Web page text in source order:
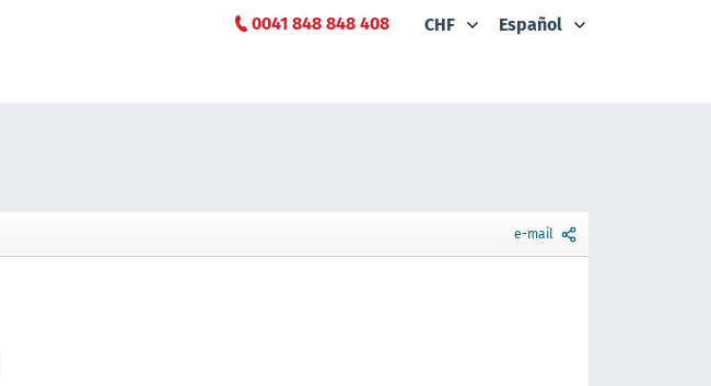
0041 848 848 408 CHF Español
e-mail